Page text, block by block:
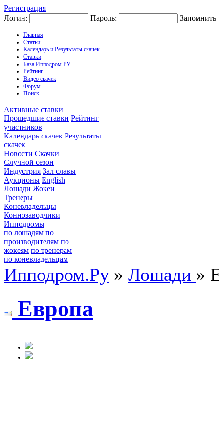
Регистрация
Логин:
Пароль: Запомнить
Главная
Статьи
Календарь и Результаты скачек
Ставки
База Ипподром.РУ
Рейтинг
Видео скачек
Форум
Поиск
Активные ставки
Прошедшие ставки Рейтинг
участников
Календарь скачек Результаты
скачек
Новости Скачки
Случной сезон
Индустрия Зал славы
Аукционы English
Лошади Жокеи
Тренеры
Коневладельцы
Коннозаводчики
Ипподромы
по лошадям по
производителям по
жокеям по тренерам
по коневладельцам
Ипподром.Ру » Лошади »
Eврoпа